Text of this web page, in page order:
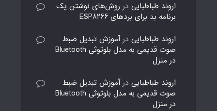
اروند طباطبایی در روش‌های نوشتن یک
برنامه بد برای بردهای ESP8266
اروند طباطبایی درآموزش تبدیل ضبط
صوت قدیمی به مدل بلوتوثی Bluetooth
در منزل
اروند طباطبایی درآموزش تبدیل ضبط
صوت قدیمی به مدل بلوتوثی Bluetooth
در منزل